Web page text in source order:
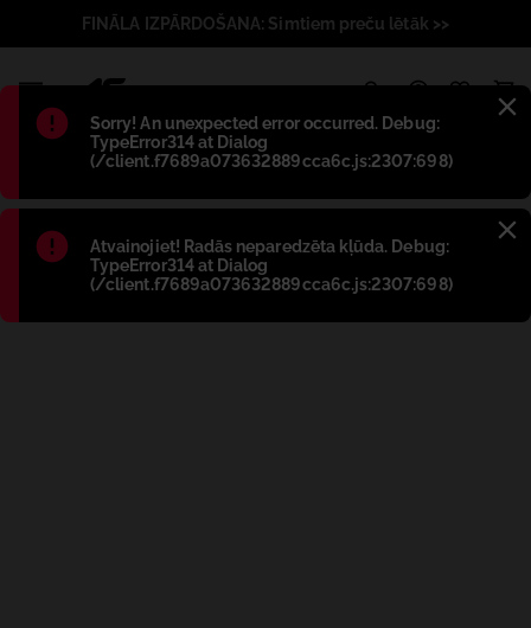
Błąd:
Sorry! An unexpected error occurred. Debug:
TypeError314 at Dialog
(/client.f7689a073632889cca6c.js:2307:698)
Błąd:
Atvainojiet! Radās neparedzēta kļūda. Debug:
TypeError314 at Dialog
(/client.f7689a073632889cca6c.js:2307:698)
FINĀLA IZPĀRDOŠANA: Simtiem preču lētāk >>